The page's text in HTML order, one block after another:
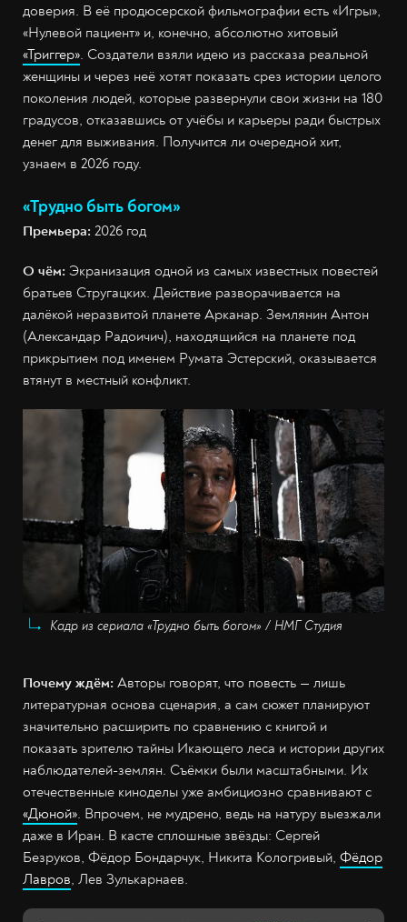
доверия. В её продюсерской фильмографии есть «Игры»,
«Нулевой пациент» и, конечно, абсолютно хитовый
«Триггер». Создатели взяли идею из рассказа реальной
женщины и через неё хотят показать срез истории целого
поколения людей, которые развернули свои жизни на 180
градусов, отказавшись от учёбы и карьеры ради быстрых
денег для выживания. Получится ли очередной хит,
узнаем в 2026 году.
«Трудно быть богом»
Премьера: 2026 год
О чём: Экранизация одной из самых известных повестей
братьев Стругацких. Действие разворачивается на
далёкой неразвитой планете Арканар. Землянин Антон
(Александар Радоичич), находящийся на планете под
прикрытием под именем Румата Эстерский, оказывается
втянут в местный конфликт.
Кадр из сериала «Трудно быть богом» / НМГ Студия
Почему ждём: Авторы говорят, что повесть — лишь
литературная основа сценария, а сам сюжет планируют
значительно расширить по сравнению с книгой и
показать зрителю тайны Икающего леса и истории других
наблюдателей-землян. Съёмки были масштабными. Их
отечественные киноделы уже амбициозно сравнивают с
«Дюной». Впрочем, не мудрено, ведь на натуру выезжали
даже в Иран. В касте сплошные звёзды: Сергей
Безруков, Фёдор Бондарчук, Никита Кологривый, Фёдор
Лавров, Лев Зулькарнаев.